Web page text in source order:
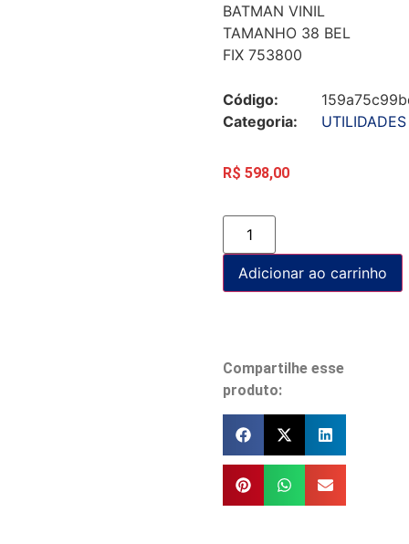
BATMAN VINIL
TAMANHO 38 BEL
FIX 753800
Código:
Categoria:
UTILIDADES
R$ 598,00
Adicionar ao carrinho
Compartilhe esse
produto: